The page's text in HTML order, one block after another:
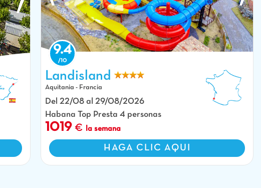
Toboganes acuáticos gigantes y piscinas en el camping CAPFUN Landisland
en Moliets-et-Maa (40).
9.4
Landisland
Aquitania - Francia
Del 22/08 al 29/08/2026
Habana Top Presta 4 personas
1019 la semana
HAGA CLIC AQUI